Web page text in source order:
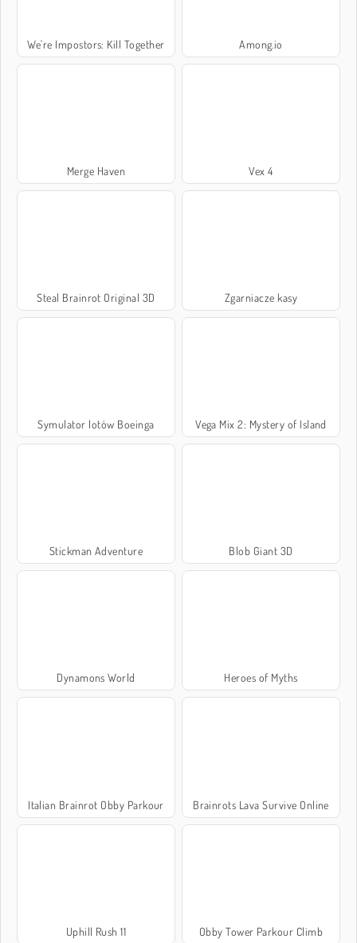
We're Impostors: Kill Together Among.io
Merge Haven Vex 4
Steal Brainrot Original 3D Zgarniacze kasy
Symulator lotów Boeinga Vega Mix 2: Mystery of Island
Stickman Adventure Blob Giant 3D
Dynamons World Heroes of Myths
Italian Brainrot Obby Parkour Brainrots Lava Survive Online
Uphill Rush 11 Obby Tower Parkour Climb